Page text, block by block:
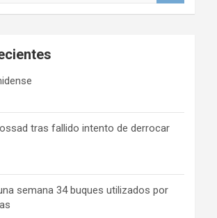
tras fallido intento de derrocar
semana 34 buques utilizados por